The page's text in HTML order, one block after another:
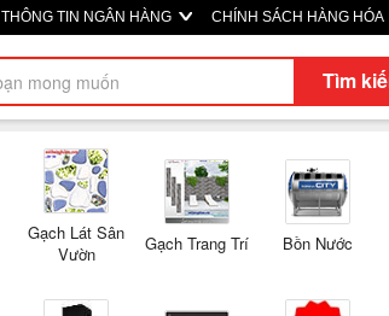
THÔNG TIN NGÂN HÀNG CHÍNH SÁCH HÀNG HÓA
Tìm
Gạch Lát Sân
Vườn
Gạch Trang Trí Bồn Nước